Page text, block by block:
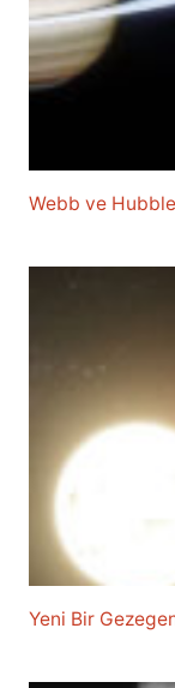
Webb ve
Yeni Bir